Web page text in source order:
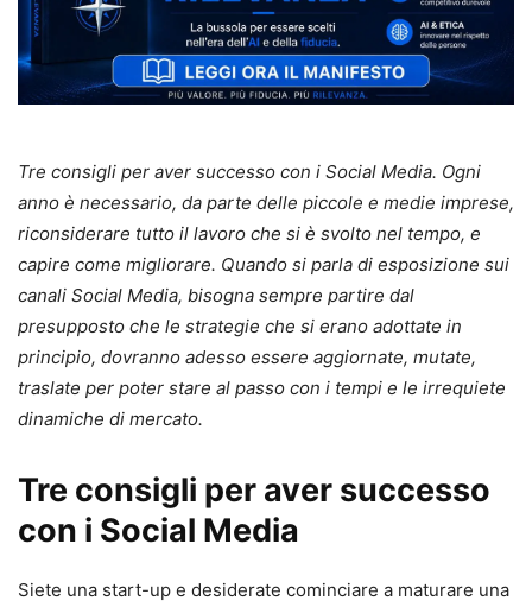
Tre consigli per aver successo con i Social Media. Ogni
anno è necessario, da parte delle piccole e medie imprese,
riconsiderare tutto il lavoro che si è svolto nel tempo, e
capire come migliorare. Quando si parla di esposizione sui
canali Social Media, bisogna sempre partire dal
presupposto che le strategie che si erano adottate in
principio, dovranno adesso essere aggiornate, mutate,
traslate per poter stare al passo con i tempi e le irrequiete
dinamiche di mercato.
Tre consigli per aver successo
con i Social Media
Siete una start-up e desiderate cominciare a maturare una